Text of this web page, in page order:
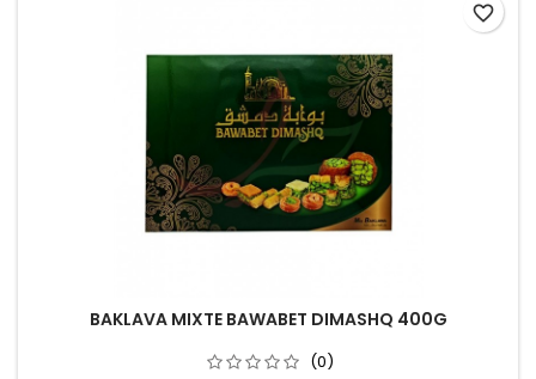
BAKLAVA MIXTE BAWABET DIMASHQ 400G
(0)
favorite_border